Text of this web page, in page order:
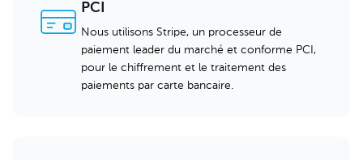
PCI
Nous utilisons Stripe, un processeur de
paiement leader du marché et conforme PCI,
pour le chiffrement et le traitement des
paiements par carte bancaire.